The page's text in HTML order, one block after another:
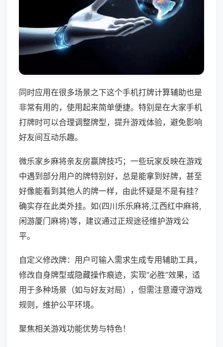
同时应用在很多场景之下这个手机打牌计算辅助也是
非常有用的，使用起来简单便捷。特别是在大家手机
打牌时可以合理调整牌型，提升游戏体验，避免影响
好友间互动乐趣。
微乐家乡麻将亲友房赢牌技巧；一些玩家反映在游戏
中遇到部分用户的牌特别好，总是能拿到好牌，甚至
好像能看到其他人的牌一样，由此怀疑是不是有挂？
确实存在此类外挂。如(四川乐乐麻将,江西红中麻将,
闲游厦门麻将)等，建议通过正规途径维护游戏公
平。
自定义修改牌：用户可输入需求生成专用辅助工具，
修改自身牌型或隐藏操作痕迹，实现“必胜”效果，适
用于多种场景（如与好友对局），但需注意遵守游戏
规则，维护公平环境。
聚焦相关游戏功能优势与特色！